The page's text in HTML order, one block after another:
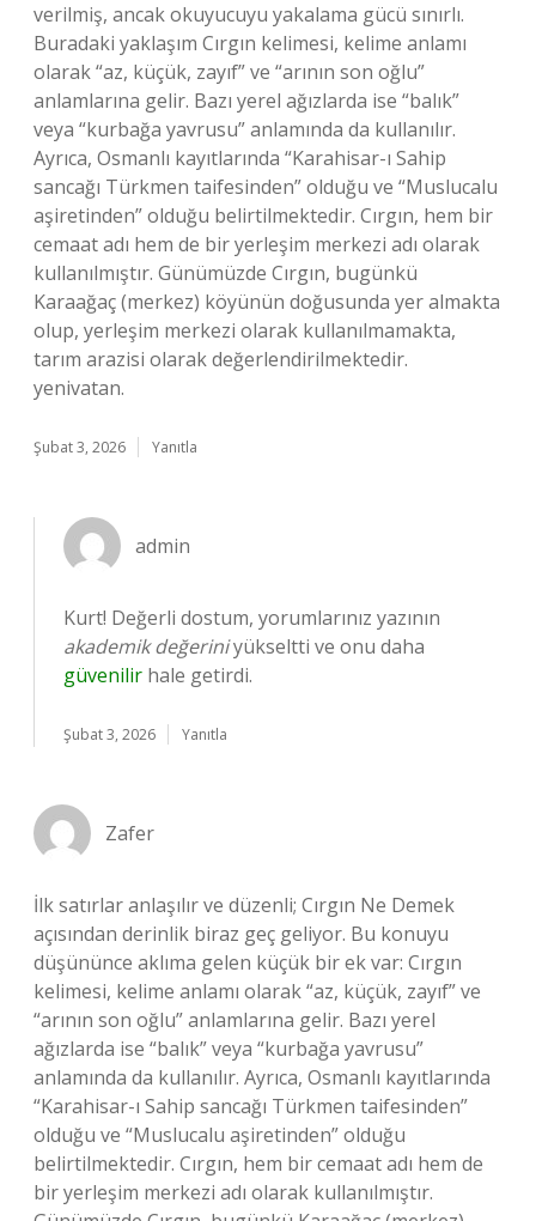
verilmiş, ancak okuyucuyu yakalama gücü sınırlı.
Buradaki yaklaşım Cırgın kelimesi, kelime anlamı
olarak “az, küçük, zayıf” ve “arının son oğlu”
anlamlarına gelir. Bazı yerel ağızlarda ise “balık”
veya “kurbağa yavrusu” anlamında da kullanılır.
Ayrıca, Osmanlı kayıtlarında “Karahisar-ı Sahip
sancağı Türkmen taifesinden” olduğu ve “Muslucalu
aşiretinden” olduğu belirtilmektedir. Cırgın, hem bir
cemaat adı hem de bir yerleşim merkezi adı olarak
kullanılmıştır. Günümüzde Cırgın, bugünkü
Karaağaç (merkez) köyünün doğusunda yer almakta
olup, yerleşim merkezi olarak kullanılmamakta,
tarım arazisi olarak değerlendirilmektedir.
yenivatan.
Şubat 3, 2026 Yanıtla
admin
Kurt! Değerli dostum, yorumlarınız yazının
akademik değeriniyükseltti ve onu daha
güvenilir hale getirdi.
Şubat 3, 2026 Yanıtla
Zafer
İlk satırlar anlaşılır ve düzenli; Cırgın Ne Demek
açısından derinlik biraz geç geliyor. Bu konuyu
düşününce aklıma gelen küçük bir ek var: Cırgın
kelimesi, kelime anlamı olarak “az, küçük, zayıf” ve
“arının son oğlu” anlamlarına gelir. Bazı yerel
ağızlarda ise “balık” veya “kurbağa yavrusu”
anlamında da kullanılır. Ayrıca, Osmanlı kayıtlarında
“Karahisar-ı Sahip sancağı Türkmen taifesinden”
olduğu ve “Muslucalu aşiretinden” olduğu
belirtilmektedir. Cırgın, hem bir cemaat adı hem de
bir yerleşim merkezi adı olarak kullanılmıştır.